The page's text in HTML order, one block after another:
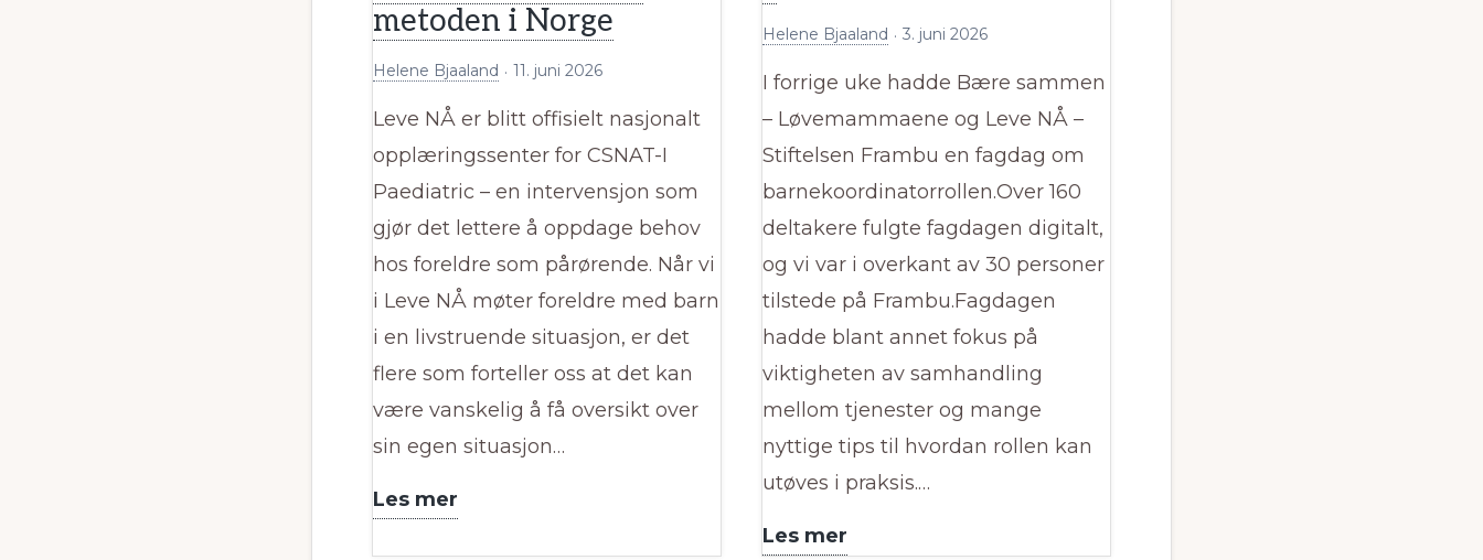
metoden i Norge
Helene Bjaaland 11. juni 2026
Leve NÅ er blitt offisielt nasjonalt
opplæringssenter for CSNAT-I
Paediatric – en intervensjon som
gjør det lettere å oppdage behov
hos foreldre som pårørende. Når vi
i Leve NÅ møter foreldre med barn
i en livstruende situasjon, er det
flere som forteller oss at det kan
være vanskelig å få oversikt over
sin egen situasjon…
Les mer
Helene Bjaaland 3. juni 2026
I forrige uke hadde Bære sammen
– Løvemammaene og Leve NÅ –
Stiftelsen Frambu en fagdag om
barnekoordinatorrollen.Over 160
deltakere fulgte fagdagen digitalt,
og vi var i overkant av 30 personer
tilstede på Frambu.Fagdagen
hadde blant annet fokus på
viktigheten av samhandling
mellom tjenester og mange
nyttige tips til hvordan rollen kan
utøves i praksis.…
Les mer